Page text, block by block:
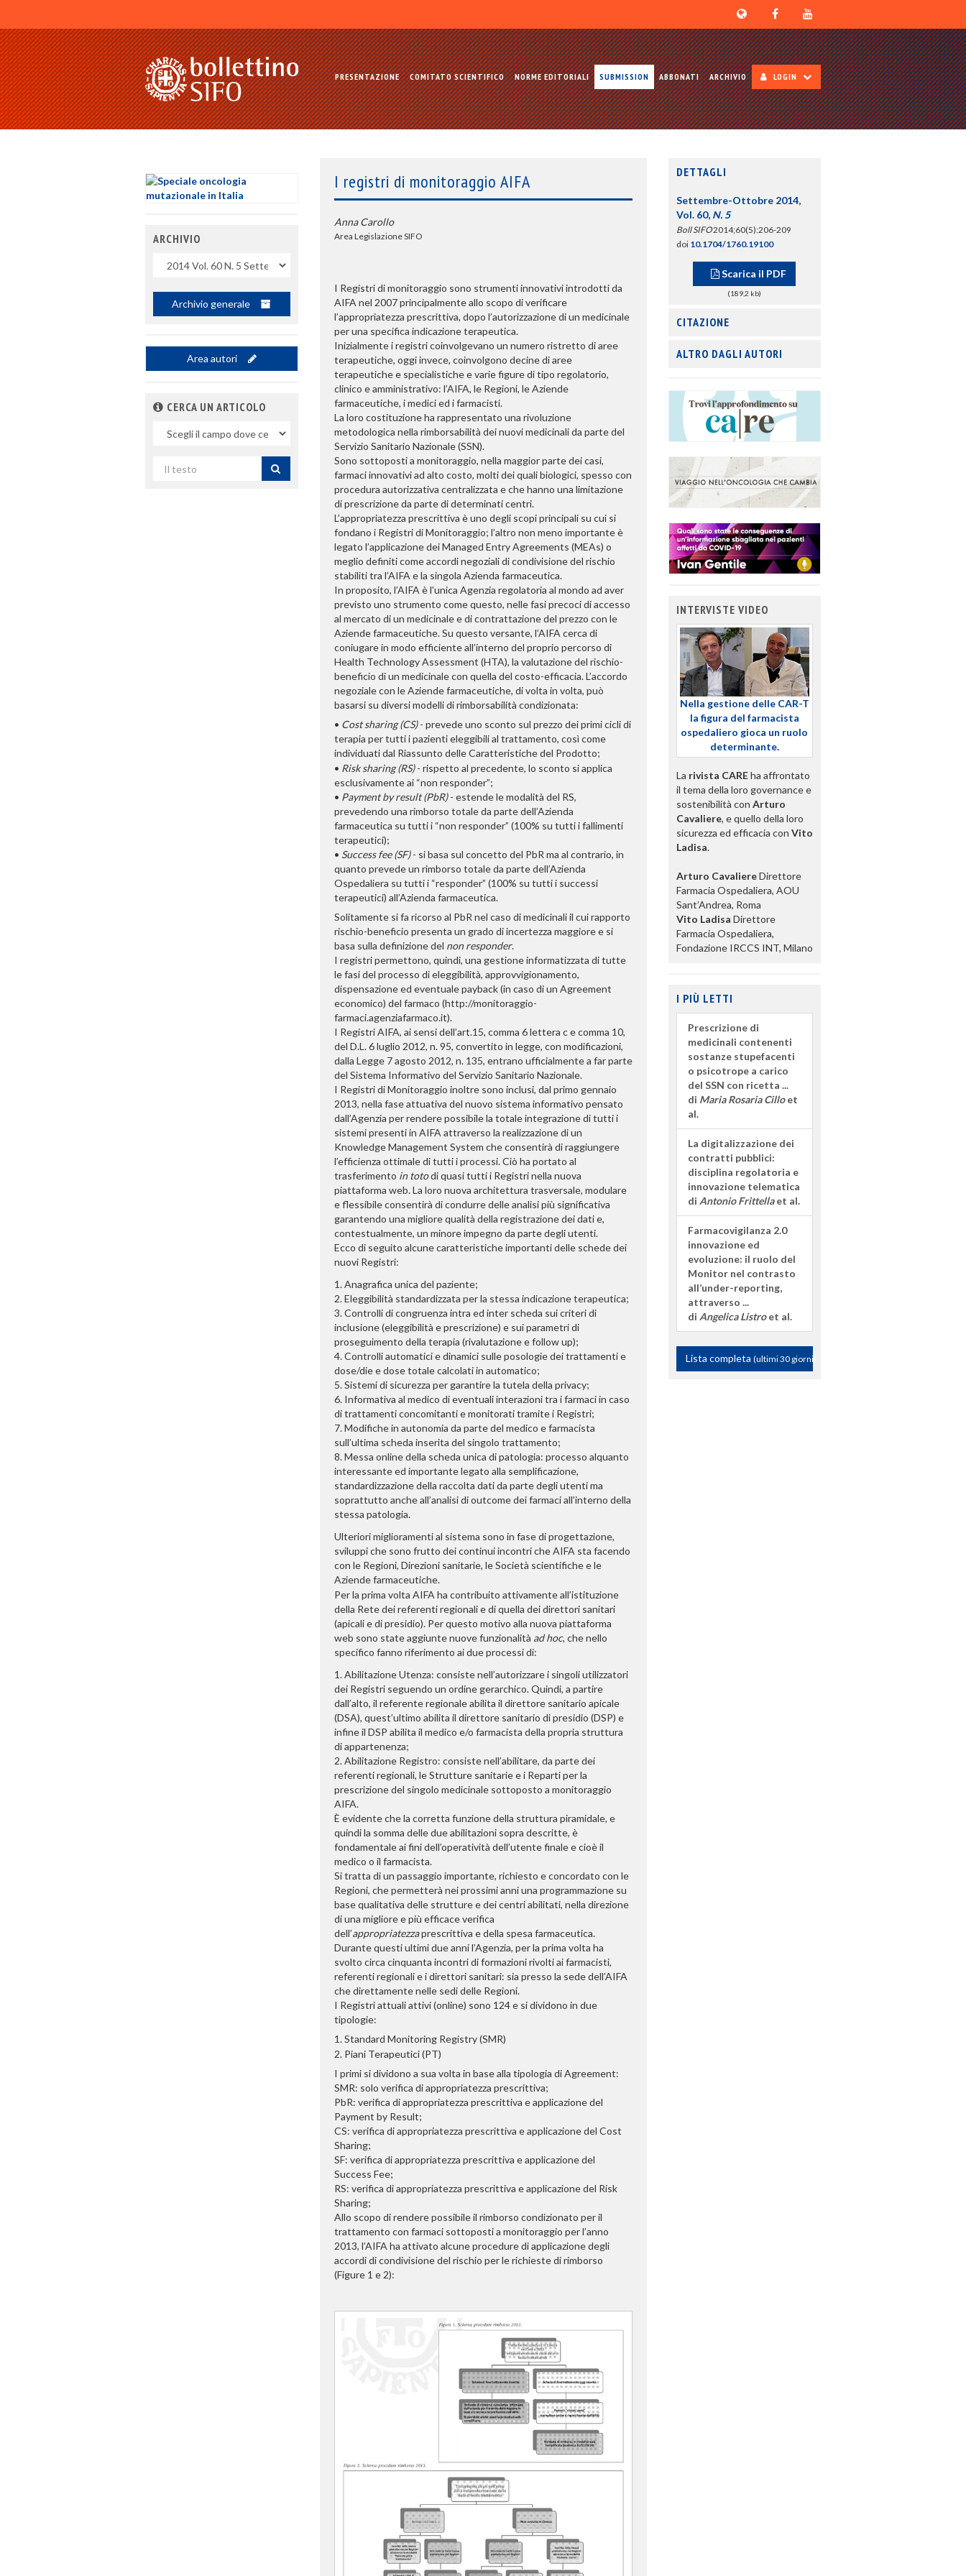
PRESENTAZIONE COMITATO SCIENTIFICO NORME EDITORIALI SUBMISSION ABBONATI ARCHIVIO LOGIN
I registri di monitoraggio AIFA
Anna Carollo
Area Legislazione SIFO
I Registri di monitoraggio sono strumenti innovativi introdotti da
AIFA nel 2007 principalmente allo scopo di verificare
l’appropriatezza prescrittiva, dopo l’autorizzazione di un medicinale
per una specifica indicazione terapeutica.
Inizialmente i registri coinvolgevano un numero ristretto di aree
terapeutiche, oggi invece, coinvolgono decine di aree
terapeutiche e specialistiche e varie figure di tipo regolatorio,
clinico e amministrativo: l’AIFA, le Regioni, le Aziende
farmaceutiche, i medici ed i farmacisti.
La loro costituzione ha rappresentato una rivoluzione
metodologica nella rimborsabilità dei nuovi medicinali da parte del
Servizio Sanitario Nazionale (SSN).
Sono sottoposti a monitoraggio, nella maggior parte dei casi,
farmaci innovativi ad alto costo, molti dei quali biologici, spesso con
procedura autorizzativa centralizzata e che hanno una limitazione
di prescrizione da parte di determinati centri.
L’appropriatezza prescrittiva è uno degli scopi principali su cui si
fondano i Registri di Monitoraggio; l’altro non meno importante è
legato l’applicazione dei Managed Entry Agreements (MEAs) o
meglio definiti come accordi negoziali di condivisione del rischio
stabiliti tra l’AIFA e la singola Azienda farmaceutica.
In proposito, l’AIFA è l’unica Agenzia regolatoria al mondo ad aver
previsto uno strumento come questo, nelle fasi precoci di accesso
al mercato di un medicinale e di contrattazione del prezzo con le
Aziende farmaceutiche. Su questo versante, l’AIFA cerca di
coniugare in modo efficiente all’interno del proprio percorso di
Health Technology Assessment (HTA), la valutazione del rischio-
beneficio di un medicinale con quella del costo-efficacia. L’accordo
negoziale con le Aziende farmaceutiche, di volta in volta, può
basarsi su diversi modelli di rimborsabilità condizionata:
• Cost sharing (CS)- prevede uno sconto sul prezzo dei primi cicli di
terapia per tutti i pazienti eleggibili al trattamento, così come
individuati dal Riassunto delle Caratteristiche del Prodotto;
• Risk sharing (RS)- rispetto al precedente, lo sconto si applica
esclusivamente ai “non responder”;
• Payment by result (PbR)- estende le modalità del RS,
prevedendo una rimborso totale da parte dell’Azienda
farmaceutica su tutti i “non responder” (100% su tutti i fallimenti
terapeutici);
• Success fee (SF)- si basa sul concetto del PbR ma al contrario, in
quanto prevede un rimborso totale da parte dell’Azienda
Ospedaliera su tutti i “responder” (100% su tutti i successi
terapeutici) all’Azienda farmaceutica.
Solitamente si fa ricorso al PbR nel caso di medicinali il cui rapporto
rischio-beneficio presenta un grado di incertezza maggiore e si
basa sulla definizione del non responder.
I registri permettono, quindi, una gestione informatizzata di tutte
le fasi del processo di eleggibilità, approvvigionamento,
dispensazione ed eventuale payback (in caso di un Agreement
economico) del farmaco (http://monitoraggio-
farmaci.agenziafarmaco.it).
I Registri AIFA, ai sensi dell’art.15, comma 6 lettera c e comma 10,
del D.L. 6 luglio 2012, n. 95, convertito in legge, con modificazioni,
dalla Legge 7 agosto 2012, n. 135, entrano ufficialmente a far parte
del Sistema Informativo del Servizio Sanitario Nazionale.
I Registri di Monitoraggio inoltre sono inclusi, dal primo gennaio
2013, nella fase attuativa del nuovo sistema informativo pensato
dall’Agenzia per rendere possibile la totale integrazione di tutti i
sistemi presenti in AIFA attraverso la realizzazione di un
Knowledge Management System che consentirà di raggiungere
l’efficienza ottimale di tutti i processi. Ciò ha portato al
trasferimento in totodi quasi tutti i Registri nella nuova
piattaforma web. La loro nuova architettura trasversale, modulare
e flessibile consentirà di condurre delle analisi più significativa
garantendo una migliore qualità della registrazione dei dati e,
contestualmente, un minore impegno da parte degli utenti.
Ecco di seguito alcune caratteristiche importanti delle schede dei
nuovi Registri:
1. Anagrafica unica del paziente;
2. Eleggibilità standardizzata per la stessa indicazione terapeutica;
3. Controlli di congruenza intra ed inter scheda sui criteri di
inclusione (eleggibilità e prescrizione) e sui parametri di
proseguimento della terapia (rivalutazione e follow up);
4. Controlli automatici e dinamici sulle posologie dei trattamenti e
dose/die e dose totale calcolati in automatico;
5. Sistemi di sicurezza per garantire la tutela della privacy;
6. Informativa al medico di eventuali interazioni tra i farmaci in caso
di trattamenti concomitanti e monitorati tramite i Registri;
7. Modifiche in autonomia da parte del medico e farmacista
sull’ultima scheda inserita del singolo trattamento;
8. Messa online della scheda unica di patologia: processo alquanto
interessante ed importante legato alla semplificazione,
standardizzazione della raccolta dati da parte degli utenti ma
soprattutto anche all’analisi di outcome dei farmaci all’interno della
stessa patologia.
Ulteriori miglioramenti al sistema sono in fase di progettazione,
sviluppi che sono frutto dei continui incontri che AIFA sta facendo
con le Regioni, Direzioni sanitarie, le Società scientifiche e le
Aziende farmaceutiche.
Per la prima volta AIFA ha contribuito attivamente all’istituzione
della Rete dei referenti regionali e di quella dei direttori sanitari
(apicali e di presidio). Per questo motivo alla nuova piattaforma
web sono state aggiunte nuove funzionalità ad hoc, che nello
specifico fanno riferimento ai due processi di:
1. Abilitazione Utenza: consiste nell’autorizzare i singoli utilizzatori
dei Registri seguendo un ordine gerarchico. Quindi, a partire
dall’alto, il referente regionale abilita il direttore sanitario apicale
(DSA), quest’ultimo abilita il direttore sanitario di presidio (DSP) e
infine il DSP abilita il medico e/o farmacista della propria struttura
di appartenenza;
2. Abilitazione Registro: consiste nell’abilitare, da parte dei
referenti regionali, le Strutture sanitarie e i Reparti per la
prescrizione del singolo medicinale sottoposto a monitoraggio
AIFA.
È evidente che la corretta funzione della struttura piramidale, e
quindi la somma delle due abilitazioni sopra descritte, è
fondamentale ai fini dell’operatività dell’utente finale e cioè il
medico o il farmacista.
Si tratta di un passaggio importante, richiesto e concordato con le
Regioni, che permetterà nei prossimi anni una programmazione su
base qualitativa delle strutture e dei centri abilitati, nella direzione
di una migliore e più efficace verifica
dell’appropriatezzaprescrittiva e della spesa farmaceutica.
Durante questi ultimi due anni l’Agenzia, per la prima volta ha
svolto circa cinquanta incontri di formazioni rivolti ai farmacisti,
referenti regionali e i direttori sanitari: sia presso la sede dell’AIFA
che direttamente nelle sedi delle Regioni.
I Registri attuali attivi (online) sono 124 e si dividono in due
tipologie:
1. Standard Monitoring Registry (SMR)
2. Piani Terapeutici (PT)
I primi si dividono a sua volta in base alla tipologia di Agreement:
SMR: solo verifica di appropriatezza prescrittiva;
PbR: verifica di appropriatezza prescrittiva e applicazione del
Payment by Result;
CS: verifica di appropriatezza prescrittiva e applicazione del Cost
Sharing;
SF: verifica di appropriatezza prescrittiva e applicazione del
Success Fee;
RS: verifica di appropriatezza prescrittiva e applicazione del Risk
Sharing;
Allo scopo di rendere possibile il rimborso condizionato per il
trattamento con farmaci sottoposti a monitoraggio per l’anno
2013, l’AIFA ha attivato alcune procedure di applicazione degli
accordi di condivisione del rischio per le richieste di rimborso
(Figure 1 e 2):
ARCHIVIO
Archivio generale
Area autori
CERCA UN ARTICOLO
campo
per
DETTAGLI
Settembre-Ottobre 2014,
Vol. 60, N. 5
Boll SIFO2014;60(5):206-209
doi 10.1704/1760.19100
Scarica il PDF
(189,2 kb)
CITAZIONE
ALTRO DAGLI AUTORI
INTERVISTE VIDEO
Nella gestione delle CAR-T
la figura del farmacista
ospedaliero gioca un ruolo
determinante.
La rivista CAREha affrontato
il tema della loro governance e
sostenibilità con Arturo
Cavaliere, e quello della loro
sicurezza ed efficacia con Vito
Ladisa.
Arturo CavaliereDirettore
Farmacia Ospedaliera, AOU
Sant’Andrea, Roma
Vito Ladisa Direttore
Farmacia Ospedaliera,
Fondazione IRCCS INT, Milano
I PIÙ LETTI
Prescrizione di
medicinali contenenti
sostanze stupefacenti
o psicotrope a carico
del SSN con ricetta ...
di Maria Rosaria Cilloet
al.
La digitalizzazione dei
contratti pubblici:
disciplina regolatoria e
innovazione telematica
di Antonio Frittellaet al.
Farmacovigilanza 2.0
innovazione ed
evoluzione: il ruolo del
Monitor nel contrasto
all’under-reporting,
attraverso ...
di Angelica Listroet al.
Lista completa (ultimi 30 giorni)